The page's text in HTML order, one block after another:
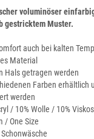
voluminöser
gestricktem Muster.
auch bei kalten
Material
Hals getragen werden
Farben erhältlich
werden
/ 10% Wolle / 10%
/ One Size